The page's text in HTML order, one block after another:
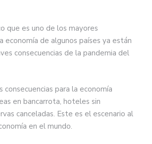
que es uno de los mayores
economía de algunos países ya están
consecuencias de la pandemia del
consecuencias para la economía
en bancarrota, hoteles sin
canceladas. Este es el escenario al
en el mundo.